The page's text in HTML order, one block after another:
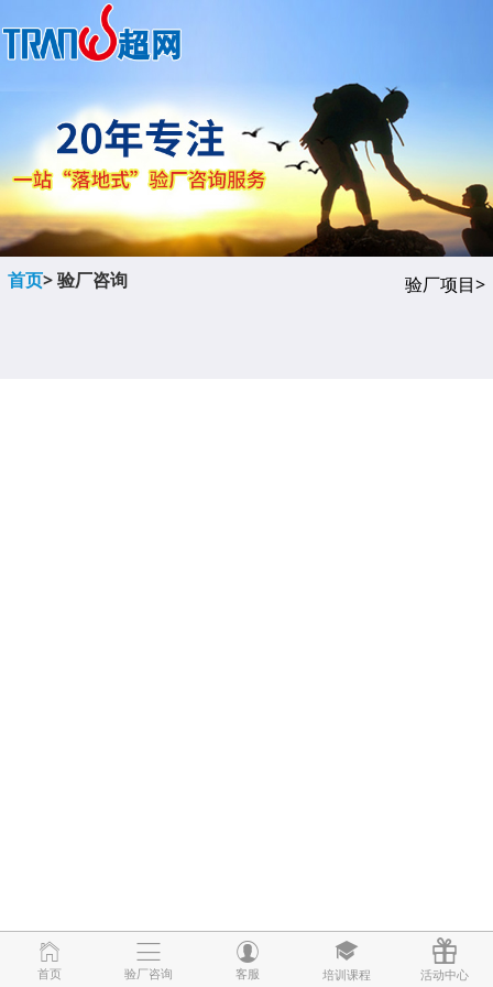
首页 验厂咨询 客服 培训课程 活动中心
首页> 验厂咨询 验厂项目>
首页 验厂咨询 客服 培训课程 活动中心